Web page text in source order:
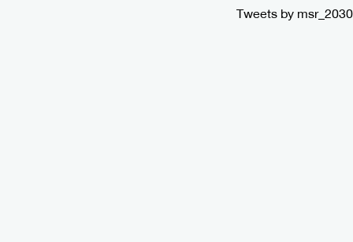
Tweets by msr_2030